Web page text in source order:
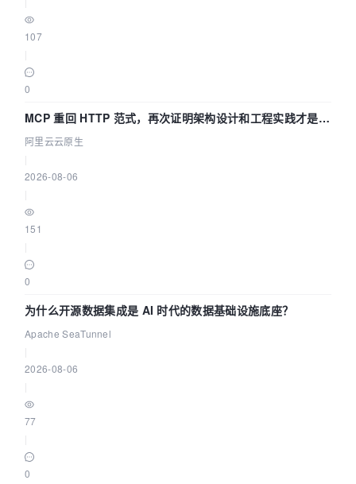
107
0
MCP 重回 HTTP 范式，再次证明架构设计和工程实践才是稀
缺资源
阿里云云原生
2026-08-06
151
0
为什么开源数据集成是 AI 时代的数据基础设施底座？
Apache SeaTunnel
2026-08-06
77
0